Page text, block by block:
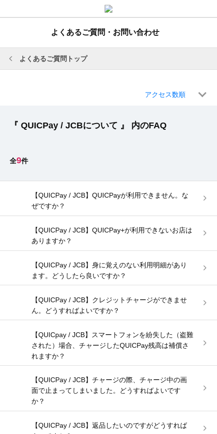
よくあるご質問・お問い合わせ
よくあるご質問トップ
アクセス数順
『 QUICPay / JCBについて 』 内のFAQ
9
【QUICPay / JCB】QUICPayが利用できません。な
ぜですか？
【QUICPay / JCB】QUICPay+が利用できないお店は
ありますか？
【QUICPay / JCB】身に覚えのない利用明細があり
ます。どうしたら良いですか？
【QUICPay / JCB】クレジットチャージができませ
ん。どうすればよいですか？
【QUICpay / JCB】スマートフォンを紛失した（盗難
された）場合、チャージしたQUICPay残高は補償さ
れますか？
【QUICPay / JCB】チャージの際、チャージ中の画
面で止まってしまいました。どうすればよいです
か？
【QUICPay / JCB】返品したいのですがどうすれば